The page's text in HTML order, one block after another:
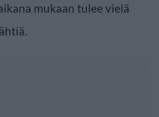
mukaan tulee vielä